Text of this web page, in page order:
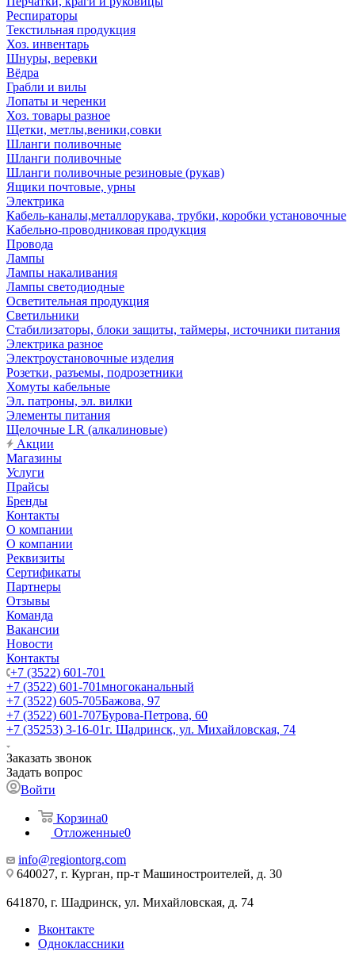
Респираторы
Текстильная продукция
Хоз. инвентарь
Шнуры, веревки
Вёдра
Грабли и вилы
Лопаты и черенки
Хоз. товары разное
Щетки, метлы,веники,совки
Шланги поливочные
Шланги поливочные
Шланги поливочные резиновые (рукав)
Ящики почтовые, урны
Электрика
Кабель-каналы,металлорукава, трубки, коробки установочные
Кабельно-проводниковая продукция
Провода
Лампы
Лампы накаливания
Лампы светодиодные
Осветительная продукция
Светильники
Стабилизаторы, блоки защиты, таймеры, источники питания
Электрика разное
Электроустановочные изделия
Розетки, разъемы, подрозетники
Хомуты кабельные
Эл. патроны, эл. вилки
Элементы питания
Щелочные LR (алкалиновые)
Акции
Магазины
Услуги
Прайсы
Бренды
Контакты
О компании
О компании
Реквизиты
Сертификаты
Партнеры
Отзывы
Команда
Вакансии
Новости
Контакты
+7 (3522) 601-701
+7 (3522) 601-701многоканальный
+7 (3522) 605-705Бажова, 97
+7 (3522) 601-707Бурова-Петрова, 60
+7 (35253) 3-16-01г. Шадринск, ул. Михайловская, 74
Заказать звонок
Задать вопрос
Войти
Корзина0
Отложенные0
info@regiontorg.com
640027, г. Курган, пр-т Машиностроителей, д. 30
641870, г. Шадринск, ул. Михайловская, д. 74
Вконтакте
Одноклассники